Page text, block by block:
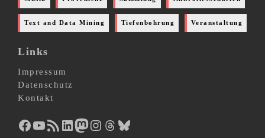
Text and Data Mining Tiefenbohrung Veranstaltung
Links
Impressum
Datenschutz
Kontakt
Facebook YouTube RSS-Feed LinkedIn Mastodon Instagram Threads Bluesky